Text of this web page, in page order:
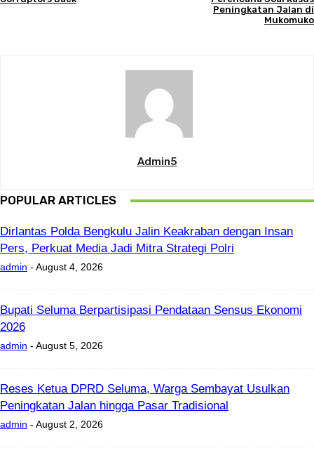
Peningkatan Jalan di
Mukomuko
Admin5
POPULAR ARTICLES
Dirlantas Polda Bengkulu Jalin Keakraban dengan Insan
Pers, Perkuat Media Jadi Mitra Strategi Polri
admin - August 4, 2026
Bupati Seluma Berpartisipasi Pendataan Sensus Ekonomi
2026
admin - August 5, 2026
Reses Ketua DPRD Seluma, Warga Sembayat Usulkan
Peningkatan Jalan hingga Pasar Tradisional
admin - August 2, 2026